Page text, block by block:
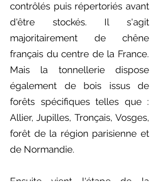
contrôlés puis répertoriés avant
d'être stockés. Il s'agit
majoritairement de chêne
français du centre de la France.
Mais la tonnellerie dispose
également de bois issus de
forêts spécifiques telles que :
Allier, Jupilles, Tronçais, Vosges,
forêt de la région parisienne et
de Normandie.